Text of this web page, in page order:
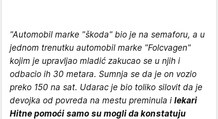
"Automobil marke "škoda" bio je na semaforu, a u
jednom trenutku automobil marke "Folcvagen"
kojim je upravljao mladić zakucao se u njih i
odbacio ih 30 metara. Sumnja se da je on vozio
preko 150 na sat. Udarac je bio toliko silovit da je
devojka od povreda na mestu preminula i lekari
Hitne pomoći samo su mogli da konstatuju